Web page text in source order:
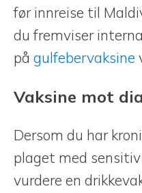
før innreise til
du fremviser
på gulfebervaksine
Vaksine mot
Dersom du har
plaget med
vurdere en